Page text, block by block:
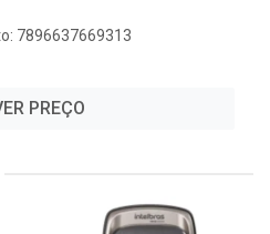
7896637669313
PREÇO